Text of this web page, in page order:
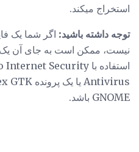
استخراج میکند.
توجه داشته باشید:
GNOME باشد.